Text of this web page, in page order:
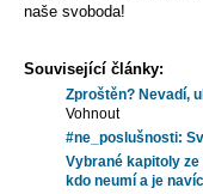
naše svoboda!
Související články:
Zproštěn? Nevadí,
Vohnout
#ne_poslušnosti:
Vybrané kapitoly
kdo neumí a je